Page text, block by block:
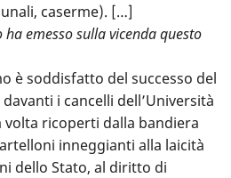
caserme). […]
ha emesso sulla vicenda questo
è soddisfatto del successo del
i cancelli dell’Università
volta ricoperti dalla bandiera
inneggianti alla laicità
dello Stato, al diritto di